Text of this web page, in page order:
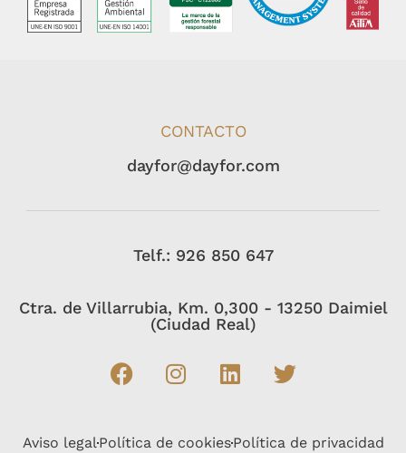
CONTACTO
dayfor@dayfor.com
Telf.: 926 850 647
Ctra. de Villarrubia, Km. 0,300 - 13250 Daimiel
(Ciudad Real)
Aviso legalPolítica de cookiesPolítica de privacidad